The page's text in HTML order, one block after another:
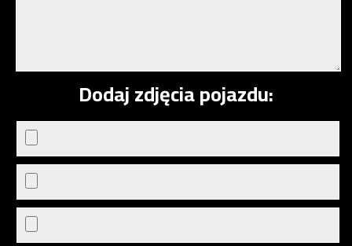
Dodaj zdjęcia pojazdu: